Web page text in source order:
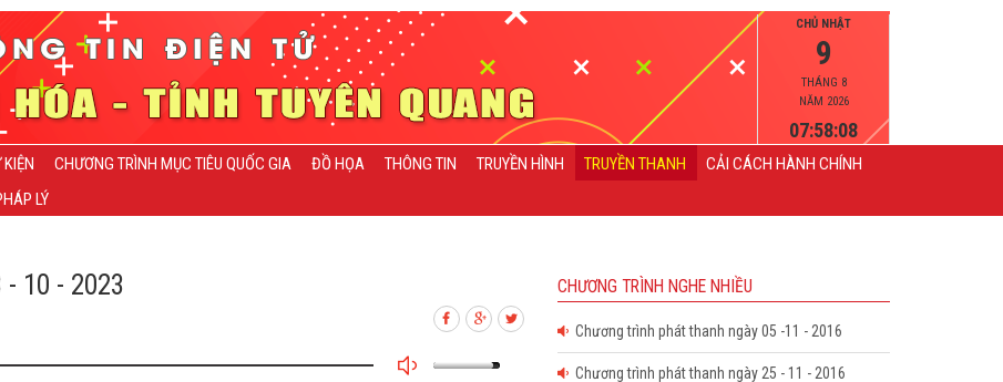
CHỦ NHẬT
9
THÁNG 8
NĂM 2026
07:58:08
CHƯƠNG TRÌNH MỤC TIÊU QUỐC GIA ĐỒ HỌA THÔNG TIN TRUYỀN HÌNH TRUYỀN THANH
CẢI CÁCH HÀNH CHÍNH
LÝ
10 - 2023 CHƯƠNG TRÌNH NGHE NHIỀU
Chương trình phát thanh ngày 05 -11 - 2016
Chương trình phát thanh ngày 25 - 11 - 2016